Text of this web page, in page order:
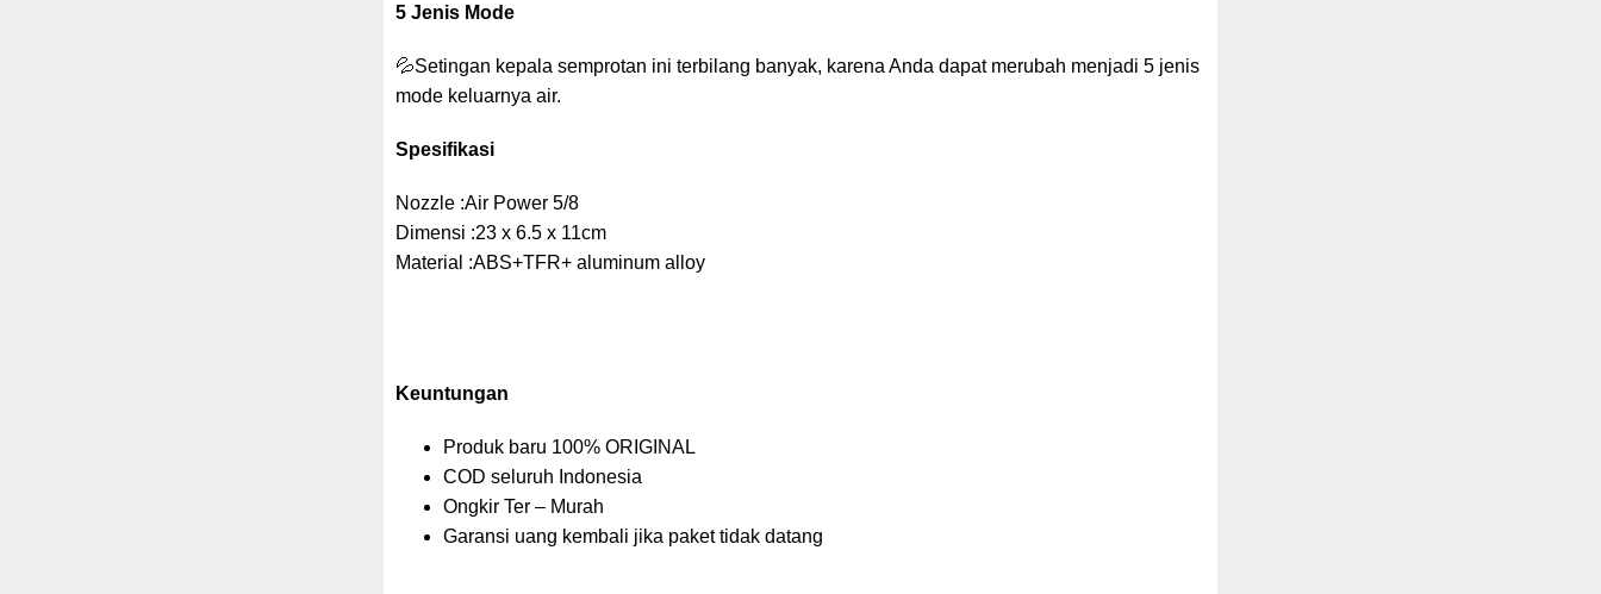
5 Jenis Mode
💦Setingan kepala semprotan ini terbilang banyak, karena Anda dapat merubah menjadi 5 jenis
mode keluarnya air.
Spesifikasi
Nozzle :Air Power 5/8
Dimensi :23 x 6.5 x 11cm
Material :ABS+TFR+ aluminum alloy
Keuntungan
Produk baru 100% ORIGINAL
COD seluruh Indonesia
Ongkir Ter – Murah
Garansi uang kembali jika paket tidak datang